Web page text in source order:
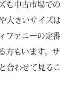
も中古市場で
大きいサイズ
ファニーの定
方もいます。
合わせて見る